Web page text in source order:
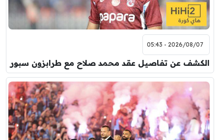
2026/08/07 - 05:43
الكشف عن تفاصيل عقد محمد صلاح مع طرابزون سبور